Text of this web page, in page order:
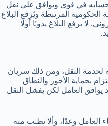
حسابه في قوى ويوافق على نقل
الحكومية المرتبطة ويُرفع البلاغ
لا يرفع البلاغ يدويًا أولًا
لخدمة النقل، ومن ذلك سريان
بحماية الأجور والنطاق
العامل لكن يفشل النقل
العامل وعدًا، وألا تطلب منه